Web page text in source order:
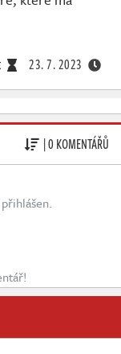
23. 7. 2023
| 0 KOMENTÁŘŮ